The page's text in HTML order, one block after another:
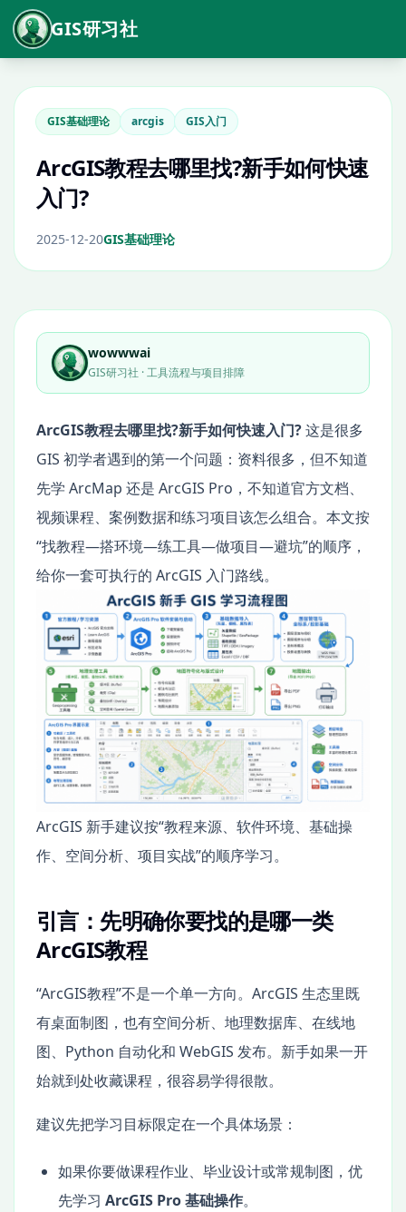
GIS研习社
GIS基础理论 arcgis GIS入门
ArcGIS教程去哪里找?新手如何快速
入门?
2025-12-20GIS基础理论
wowwwai
GIS研习社 · 工具流程与项目排障
ArcGIS教程去哪里找?新手如何快速入门?这是很多
GIS 初学者遇到的第一个问题：资料很多，但不知道
先学 ArcMap 还是 ArcGIS Pro，不知道官方文档、
视频课程、案例数据和练习项目该怎么组合。本文按
“找教程—搭环境—练工具—做项目—避坑”的顺序，
给你一套可执行的 ArcGIS 入门路线。
ArcGIS 新手建议按“教程来源、软件环境、基础操
作、空间分析、项目实战”的顺序学习。
引言：先明确你要找的是哪一类
ArcGIS教程
“ArcGIS教程”不是一个单一方向。ArcGIS 生态里既
有桌面制图，也有空间分析、地理数据库、在线地
图、Python 自动化和 WebGIS 发布。新手如果一开
始就到处收藏课程，很容易学得很散。
建议先把学习目标限定在一个具体场景：
如果你要做课程作业、毕业设计或常规制图，优
先学习 ArcGIS Pro 基础操作。